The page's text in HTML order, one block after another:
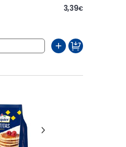
3,39€
+